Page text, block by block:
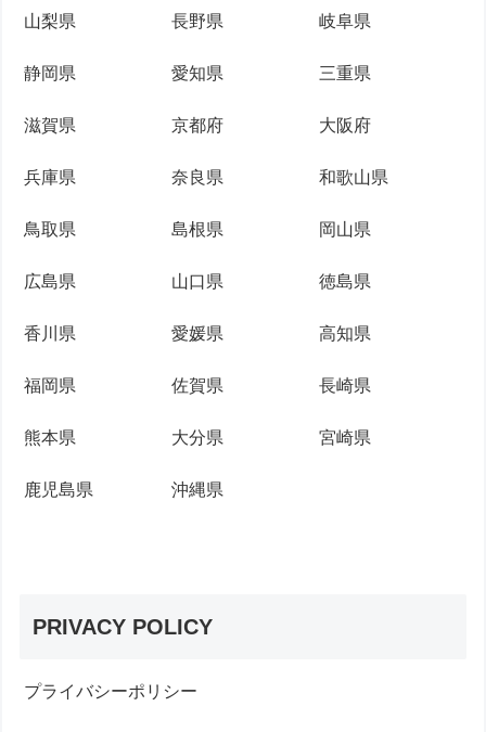
山梨県 長野県 岐阜県
静岡県 愛知県 三重県
滋賀県 京都府 大阪府
兵庫県 奈良県 和歌山県
鳥取県 島根県 岡山県
広島県 山口県 徳島県
香川県 愛媛県 高知県
福岡県 佐賀県 長崎県
熊本県 大分県 宮崎県
鹿児島県 沖縄県
PRIVACY POLICY
プライバシーポリシー